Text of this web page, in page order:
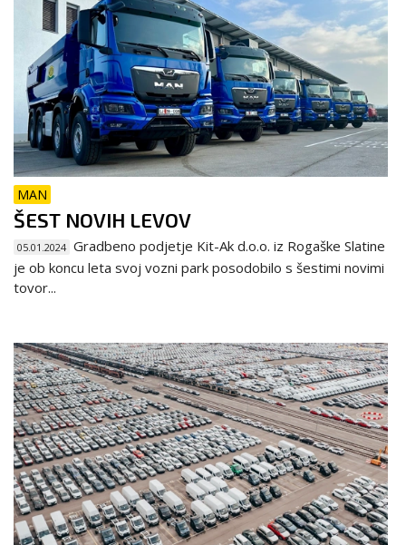
MAN
ŠEST NOVIH LEVOV
05.01.2024 Gradbeno podjetje Kit-Ak d.o.o. iz Rogaške Slatine
je ob koncu leta svoj vozni park posodobilo s šestimi novimi
tovor...